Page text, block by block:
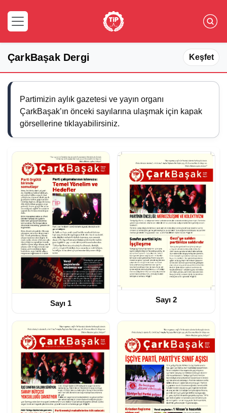
ÇarkBaşak Dergi Keşfet
Partimizin aylık gazetesi ve yayın organı
ÇarkBaşak’ın önceki sayılarına ulaşmak için kapak
görsellerine tıklayabilirsiniz.
Sayı 1 Sayı 2